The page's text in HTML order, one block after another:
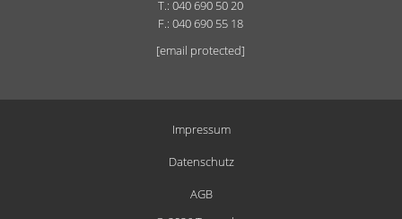
T.: 040 690 50 20
F.: 040 690 55 18
[email protected]
Impressum
Datenschutz
AGB